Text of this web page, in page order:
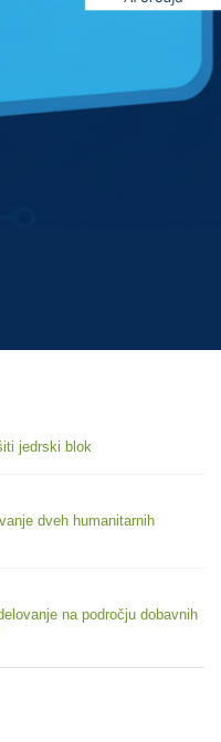
jedrski blok
dveh humanitarnih
na področju dobavnih